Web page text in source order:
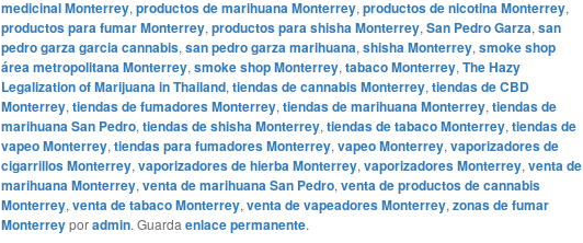
medicinal Monterrey, productos de marihuana Monterrey, productos de nicotina Monterrey,
productos para fumar Monterrey, productos para shisha Monterrey, San Pedro Garza, san
pedro garza garcia cannabis, san pedro garza marihuana, shisha Monterrey, smoke shop
área metropolitana Monterrey, smoke shop Monterrey, tabaco Monterrey, The Hazy
Legalization of Marijuana in Thailand, tiendas de cannabis Monterrey, tiendas de CBD
Monterrey, tiendas de fumadores Monterrey, tiendas de marihuana Monterrey, tiendas de
marihuana San Pedro, tiendas de shisha Monterrey, tiendas de tabaco Monterrey, tiendas de
vapeo Monterrey, tiendas para fumadores Monterrey, vapeo Monterrey, vaporizadores de
cigarrillos Monterrey, vaporizadores de hierba Monterrey, vaporizadores Monterrey, venta de
marihuana Monterrey, venta de marihuana San Pedro, venta de productos de cannabis
Monterrey, venta de tabaco Monterrey, venta de vapeadores Monterrey, zonas de fumar
Monterreyporadmin. Guarda enlace permanente.